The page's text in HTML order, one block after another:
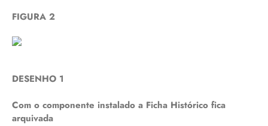
FIGURA 2
DESENHO 1
Com o componente instalado a Ficha Histórico fica
arquivada